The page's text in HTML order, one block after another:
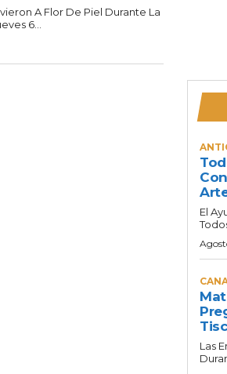
A Flor De Piel Durante La
6...
El
Las